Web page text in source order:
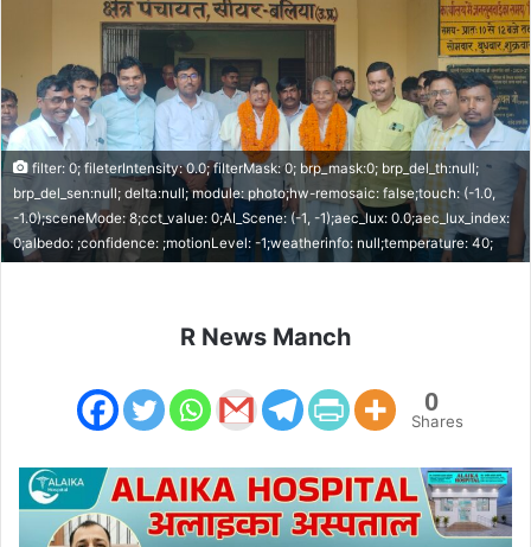
filter: 0; fileterIntensity: 0.0; filterMask: 0; brp_mask:0; brp_del_th:null;
brp_del_sen:null; delta:null; module: photo;hw-remosaic: false;touch: (-1.0,
-1.0);sceneMode: 8;cct_value: 0;AI_Scene: (-1, -1);aec_lux: 0.0;aec_lux_index:
0;albedo: ;confidence: ;motionLevel: -1;weatherinfo: null;temperature: 40;
R News Manch
0
Shares